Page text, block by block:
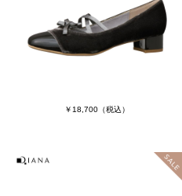
￥18,700 （税込）